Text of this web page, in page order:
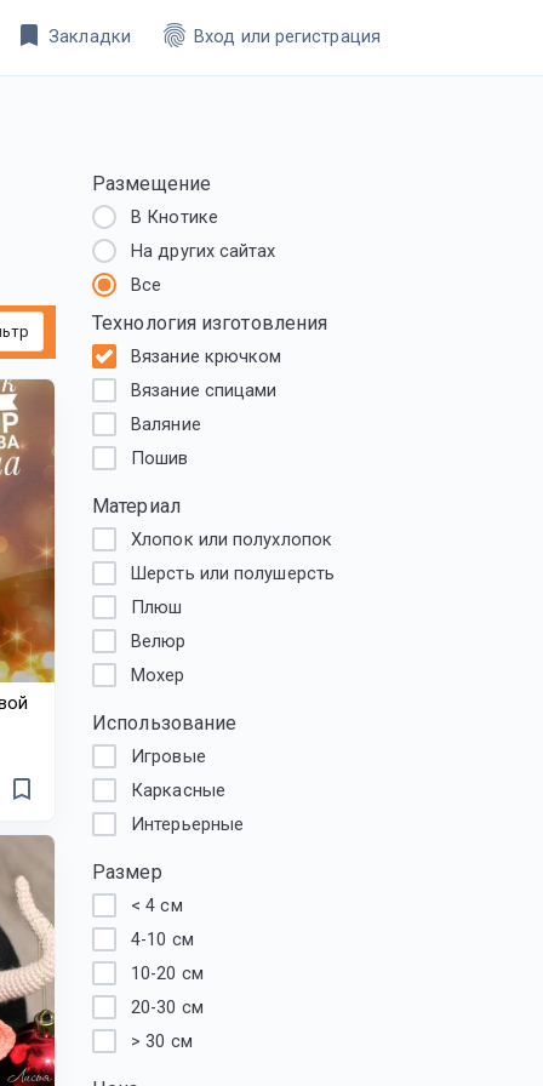
bookmark Закладки fingerprint Вход или регистрация
bookmark_border
Размещение
В Кнотике
На других сайтах
Все
Технология изготовления
Вязание крючком
Вязание спицами
Валяние
Пошив
Материал
Хлопок или полухлопок
Шерсть или полушерсть
Плюш
Велюр
Мохер
Использование
Игровые
Каркасные
Интерьерные
Размер
< 4 см
4-10 см
10-20 см
20-30 см
> 30 см